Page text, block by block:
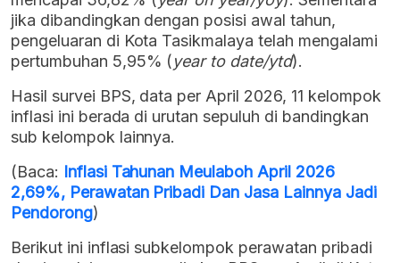
jika dibandingkan dengan posisi awal tahun,
pengeluaran di Kota Tasikmalaya telah mengalami
pertumbuhan 5,95% (year to date/ytd).
Hasil survei BPS, data per April 2026, 11 kelompok
inflasi ini berada di urutan sepuluh di bandingkan
sub kelompok lainnya.
(Baca: Inflasi Tahunan Meulaboh April 2026
2,69%, Perawatan Pribadi Dan Jasa Lainnya Jadi
Pendorong)
Berikut ini inflasi subkelompok perawatan pribadi